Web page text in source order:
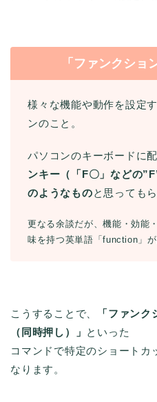
「ファンクショ
様々な機能や動作を設定
ンのこと。
パソコンのキーボードに
ンキー（「F〇」などの
のようなものと思っても
更なる余談だが、機能・効能
味を持つ英単語「function」が
こうすることで、
「ファン
（同時押し）」 といった
コマンドで特定のショートカ
なります。